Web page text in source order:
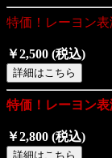
特価！レーヨン
￥2,500 (税込)
特価！レーヨン
￥2,800 (税込)